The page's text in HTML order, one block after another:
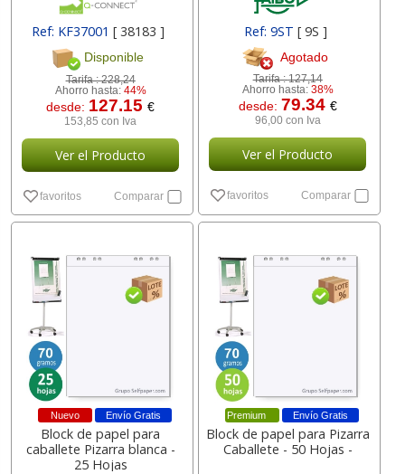
Ref: KF37001 [ 38183 ]
Disponible
Tarifa :228,24
Ahorro hasta: 44%
desde: 127.15€
153,85 con Iva
Ver el Producto
favoritos Comparar
Ref: 9ST [ 9S ]
Agotado
Tarifa :127,14
Ahorro hasta: 38%
desde: 79.34 €
96,00 con Iva
Ver el Producto
favoritos Comparar
Envío Gratis
Nuevo
Block de papel para
caballete Pizarra blanca -
25 Hojas
Envío Gratis
Premium
Block de papel para Pizarra
Caballete - 50 Hojas -